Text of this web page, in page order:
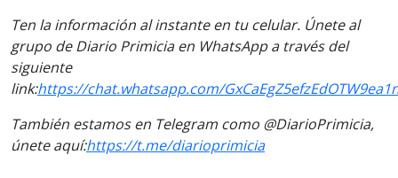
Ten la información al instante en tu celular. Únete al
grupo de Diario Primicia en WhatsApp a través del
siguiente
link:https://chat.whatsapp.com/
También estamos en Telegram como @DiarioPrimicia,
únete aquí:https://t.me/diarioprimicia